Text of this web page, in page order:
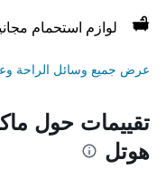
لوازم استحمام
عرض جميع وسائل الراحة
تقييمات حول
هوتل